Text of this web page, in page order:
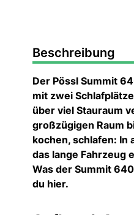
Beschreibung
Der Pössl Summit
mit zwei
über viel Stauraum
großzügigen Raum
kochen, schlafen: In
das lange Fahrzeug
Was der Summit
du hier.